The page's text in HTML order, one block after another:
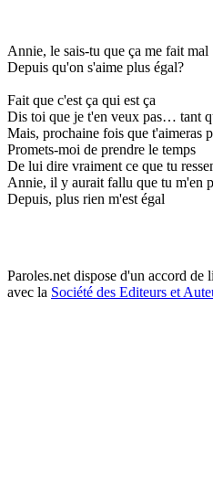
Annie, le sais-tu que ça me fait mal
Depuis qu'on s'aime plus égal?
Fait que c'est ça qui est ça
Dis toi que je t'en veux pas… tant
Mais, prochaine fois que t'aimeras
Promets-moi de prendre le temps
De lui dire vraiment ce que tu
Annie, il y aurait fallu que tu m'en
Depuis, plus rien m'est égal
Paroles.net dispose d'un accord de
avec la Société des Editeurs et